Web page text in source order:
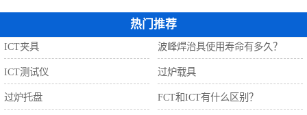
热门推荐
ICT夹具 波峰焊治具使用寿命有多久？
ICT测试仪 过炉载具
过炉托盘 FCT和ICT有什么区别？